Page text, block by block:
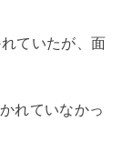
ていたが、面
れていなかっ